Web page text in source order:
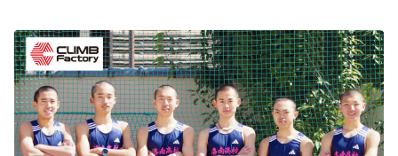
e
b
o
o
k
l
a
d
s